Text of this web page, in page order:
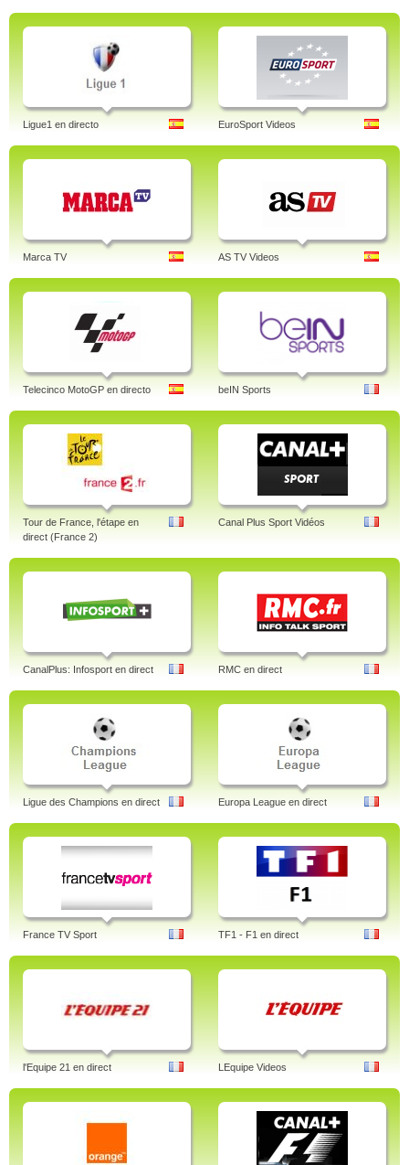
Ligue1 en directo EuroSport Videos
Marca TV AS TV Videos
Telecinco MotoGP en directo beIN Sports
Tour de France, l'étape en
direct (France 2)
Canal Plus Sport Vidéos
CanalPlus: Infosport en direct RMC en direct
Ligue des Champions en direct Europa League en direct
France TV Sport TF1 - F1 en direct
l'Equipe 21 en direct LEquipe Videos